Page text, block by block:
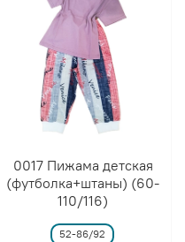
0017 Пижама детская
(футболка+штаны) (60-
110/116)
52-86/92